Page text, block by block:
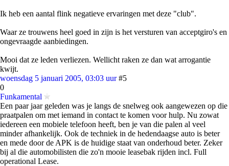
Ik heb een aantal flink negatieve ervaringen met deze "club".
Waar ze trouwens heel goed in zijn is het versturen van acceptgiro's en
ongevraagde aanbiedingen.
Mooi dat ze leden verliezen. Wellicht raken ze dan wat arrogantie
kwijt.
woensdag 5 januari 2005, 03:03 uur #5
0
Funkamental
Een paar jaar geleden was je langs de snelweg ook aangewezen op die
praatpalen om met iemand in contact te komen voor hulp. Nu zowat
iedereen een mobiele telefoon heeft, ben je van die palen al veel
minder afhankelijk. Ook de techniek in de hedendaagse auto is beter
en mede door de APK is de huidige staat van onderhoud beter. Zeker
bij al die automobilisten die zo'n mooie leasebak rijden incl. Full
operational Lease.